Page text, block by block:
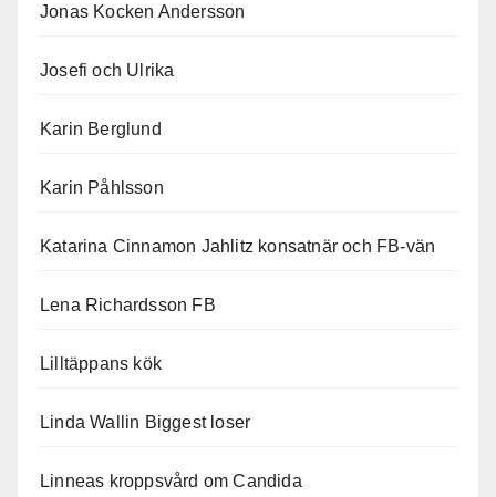
Jonas Kocken Andersson
Josefi och Ulrika
Karin Berglund
Karin Påhlsson
Katarina Cinnamon Jahlitz konsatnär och FB-vän
Lena Richardsson FB
Lilltäppans kök
Linda Wallin Biggest loser
Linneas kroppsvård om Candida